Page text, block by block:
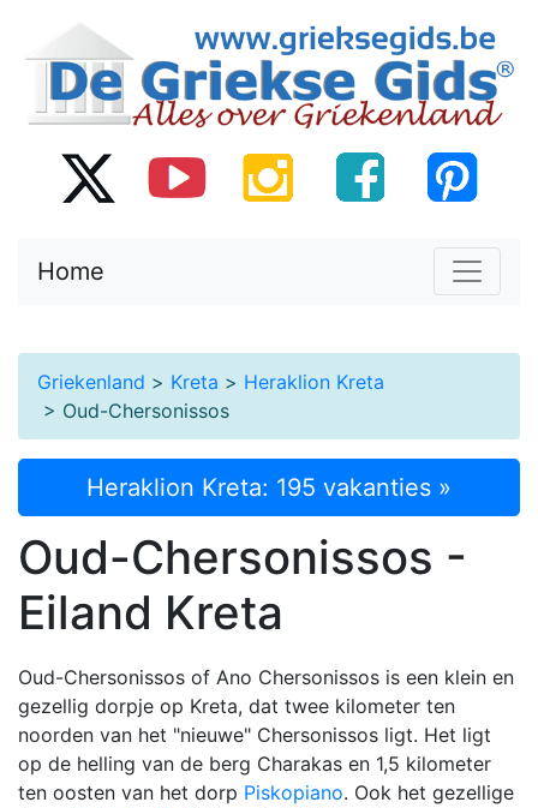
Home
Griekenland > Kreta > Heraklion Kreta
> Oud-Chersonissos
Heraklion Kreta: 195 vakanties »
Oud-Chersonissos -
Eiland Kreta
Oud-Chersonissos of Ano Chersonissos is een klein en
gezellig dorpje op Kreta, dat twee kilometer ten
noorden van het "nieuwe" Chersonissos ligt. Het ligt
op de helling van de berg Charakas en 1,5 kilometer
ten oosten van het dorp Piskopiano. Ook het gezellige